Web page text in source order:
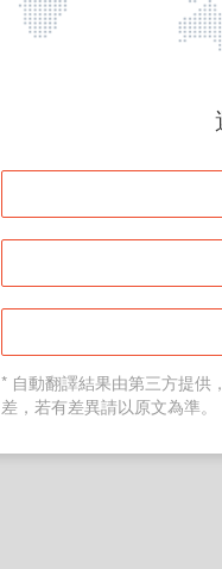
* 自動翻譯結果由第三方提供
差，若有差異請以原文為準。